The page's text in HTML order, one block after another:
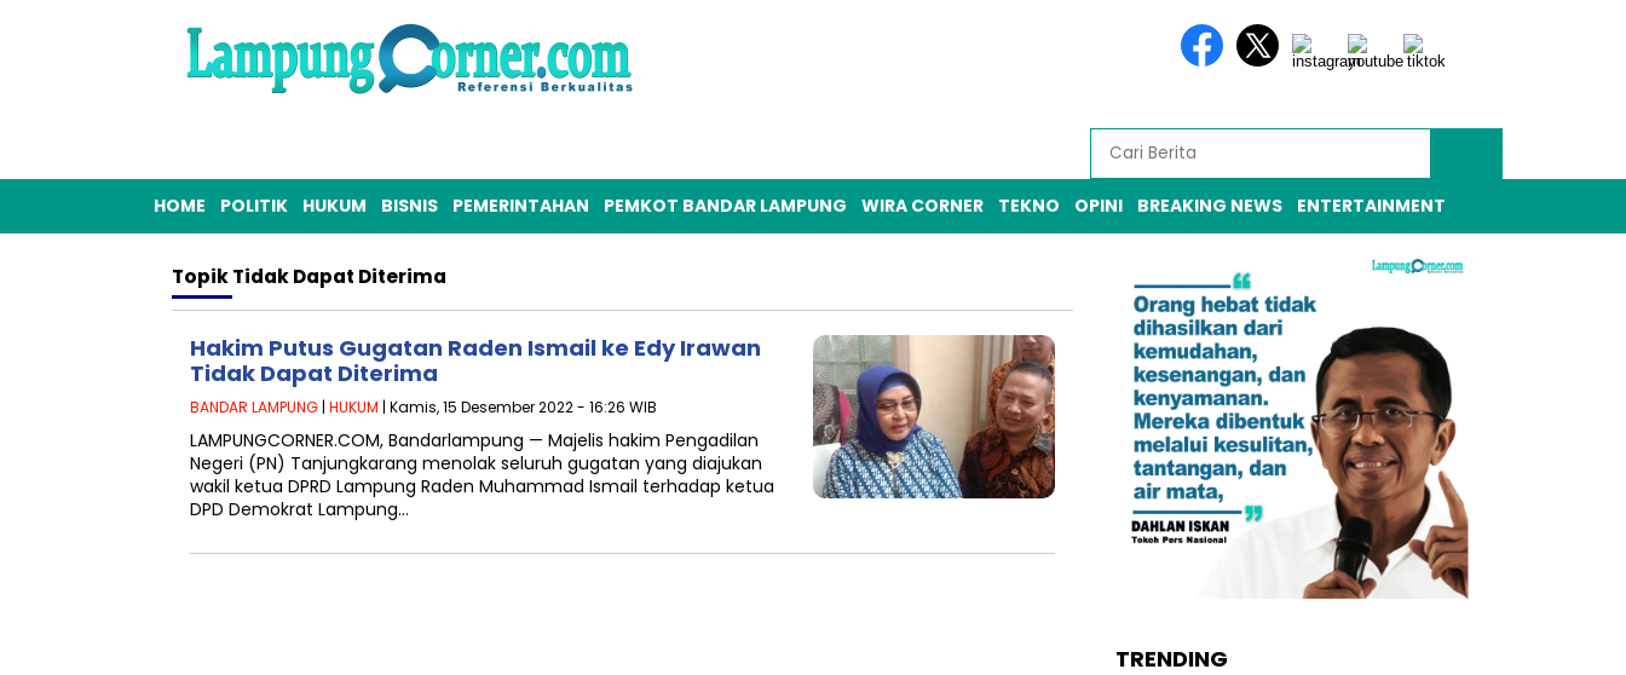
HOME POLITIK HUKUM BISNIS PEMERINTAHAN PEMKOT BANDAR LAMPUNG WIRA CORNER TEKNO OPINI BREAKING NEWS ENTERTAINMENT
TopikTidak Dapat Diterima
Hakim Putus Gugatan Raden Ismail ke Edy Irawan
Tidak Dapat Diterima
BANDAR LAMPUNG | HUKUM | Kamis, 15 Desember 2022 - 16:26 WIB
LAMPUNGCORNER.COM, Bandarlampung — Majelis hakim Pengadilan
Negeri (PN) Tanjungkarang menolak seluruh gugatan yang diajukan
wakil ketua DPRD Lampung Raden Muhammad Ismail terhadap ketua
DPD Demokrat Lampung…
TRENDING